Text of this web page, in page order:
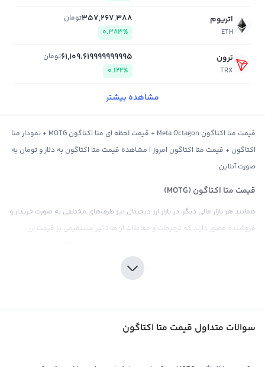
اتریوم
ETH
357,267,388تومان
0.383%
ترون
TRX
61,109.619999999995تومان
0.122%
مشاهده بیشتر
قیمت متا اکتاگون Meta Octagon + قیمت لحظه ای متا اکتاگون MOTG + نمودار متا
اکتاگون + قیمت متا اکتاگون امروز | مشاهده قیمت متا اکتاگون به دلار و تومان به
صورت آنلاین
قیمت متا اکتاگون (MOTG)
همانند هر بازار مالی دیگر، در بازار ارز دیجیتال نیز طرف‌های مختلفی به صورت خریدار و
فروشنده حضور دارند که ترجیحات و معاملات آن‌ها تاثیر مستقیمی بر قیمت ارز
متا اکتاگون، به تازگی وارد بازار ارز دیجیتال شده و نسبت به دیگر ارزهای دیجیتال، با
قابلیت‌های منحصر به فردی مانند ترکیب تکنولوژی بلاکچین و روش‌های فناوری
صرافی‌های ارز دیجیتال تعیین و در نمودار قیمت آن واضح می‌شود. هرگونه اخبار و
سوالات متداول قیمت متا اکتاگون